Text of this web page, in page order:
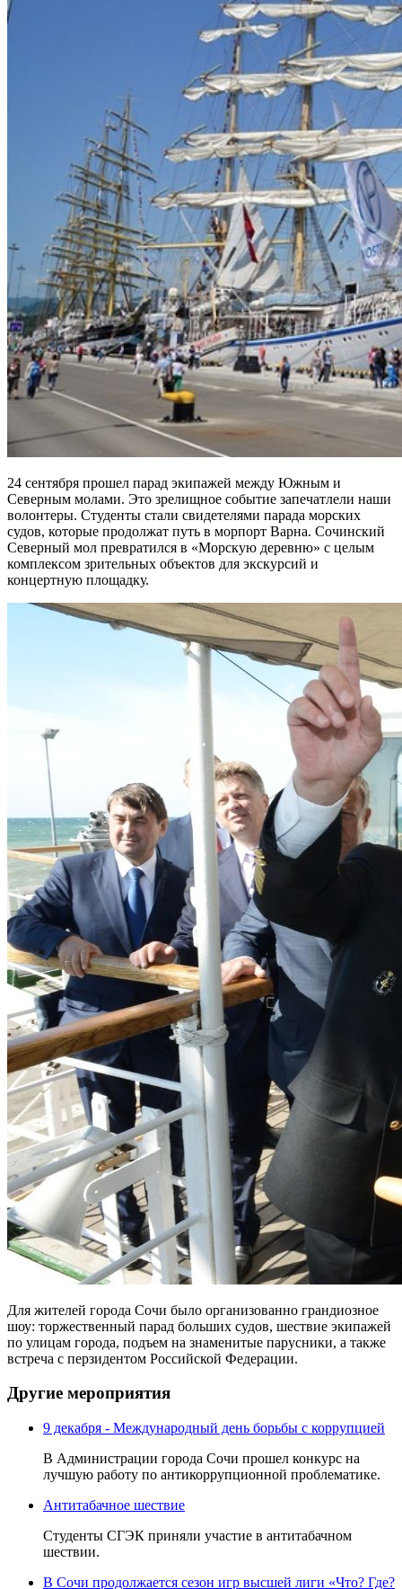
24 сентября прошел парад экипажей между Южным и
Северным молами. Это зрелищное событие запечатлели наши
волонтеры. Студенты стали свидетелями парада морских
судов, которые продолжат путь в морпорт Варна. Сочинский
Северный мол превратился в «Морскую деревню» с целым
комплексом зрительных объектов для экскурсий и
концертную площадку.
Для жителей города Сочи было организованно грандиозное
шоу: торжественный парад больших судов, шествие экипажей
по улицам города, подъем на знаменитые парусники, а также
встреча с перзидентом Российской Федерации.
Другие мероприятия
9 декабря - Международный день борьбы с коррупцией
В Администрации города Сочи прошел конкурс на
лучшую работу по антикоррупционной проблематике.
Антитабачное шествие
Студенты СГЭК приняли участие в антитабачном
шествии.
В Сочи продолжается сезон игр высшей лиги «Что? Где?